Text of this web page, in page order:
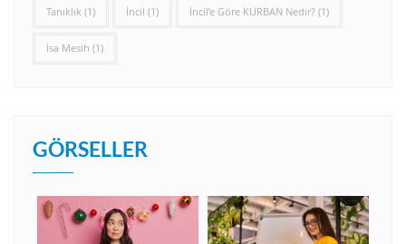
Tanıklık (1) İncil (1) İncil’e Göre KURBAN Nedir? (1)
İsa Mesih (1)
GÖRSELLER